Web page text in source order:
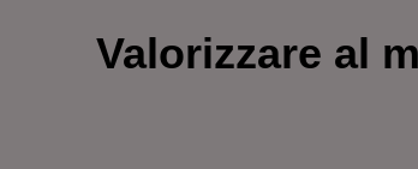
Valorizzare al